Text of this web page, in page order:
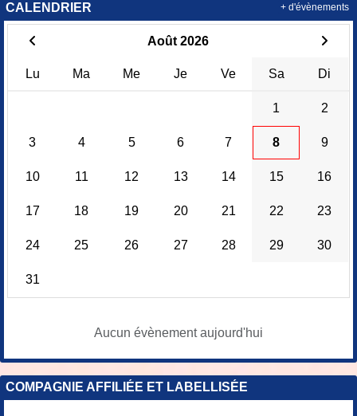
CALENDRIER
Août 2026
Lu Ma Me Je Ve Sa Di
1 2
3 4 5 6 7 8 9
10 11 12 13 14 15 16
17 18 19 20 21 22 23
24 25 26 27 28 29 30
31
Aucun évènement aujourd'hui
+ d'évènements
COMPAGNIE AFFILIÉE ET LABELLISÉE